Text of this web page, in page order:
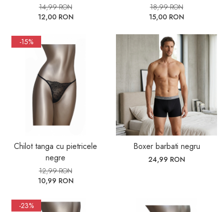
14,99 RON
12,00 RON
18,99 RON
15,00 RON
-15%
Chilot tanga cu pietricele
negre
12,99 RON
10,99 RON
Boxer barbati negru
24,99 RON
-23%